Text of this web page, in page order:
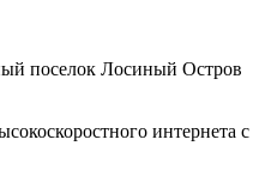
интернета с